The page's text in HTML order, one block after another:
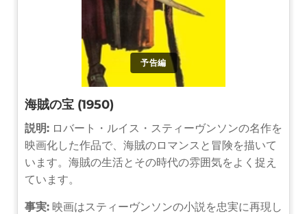
予告編
海賊の宝 (1950)
説明: ロバート・ルイス・スティーヴンソンの名作を
映画化した作品で、海賊のロマンスと冒険を描いて
います。海賊の生活とその時代の雰囲気をよく捉え
ています。
事実: 映画はスティーヴンソンの小説を忠実に再現し